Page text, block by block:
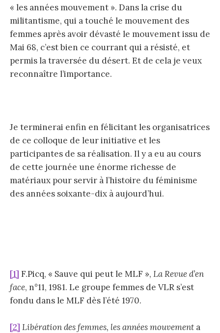
« les années mouvement ». Dans la crise du
militantisme, qui a touché le mouvement des
femmes après avoir dévasté le mouvement issu de
Mai 68, c’est bien ce courrant qui a résisté, et
permis la traversée du désert. Et de cela je veux
reconnaître l’importance.
Je terminerai enfin en félicitant les organisatrices
de ce colloque de leur initiative et les
participantes de sa réalisation. Il y a eu au cours
de cette journée une énorme richesse de
matériaux pour servir à l’histoire du féminisme
des années soixante-dix à aujourd’hui.
[1] F.Picq, « Sauve qui peut le MLF », La Revue d’en
face, n°11, 1981. Le groupe femmes de VLR s’est
fondu dans le MLF dès l’été 1970.
[2] Libération des femmes, les années mouvement a